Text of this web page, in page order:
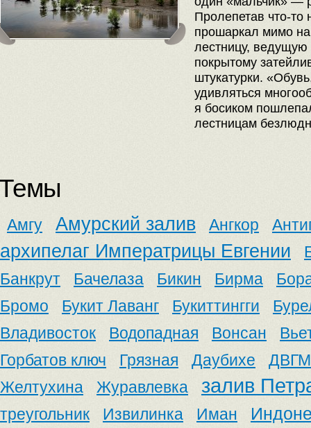
Пролепетав что-то
прошаркал мимо
лестницу, ведущую
покрытому
штукатурки.
удивляться
я босиком
лестницам
Амгу Амурский залив Ангкор
архипелаг Императрицы Евгении
Банкрут
Бачелаза Бикин Бирма
Бромо
Букит Лаванг Букиттингги
Владивосток
Водопадная Вонсан
Горбатов ключ
Грязная Даубихе
Желтухина
Журавлевка залив
треугольник Извилинка Иман